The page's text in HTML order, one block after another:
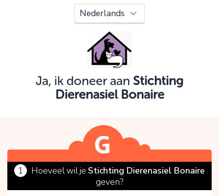
Ja, ik doneer aan Stichting
Dierenasiel Bonaire
1 Hoeveel wil je Stichting Dierenasiel Bonaire
geven?
Oeps!
Je kunt nog niet verder vanwege:
Controleer en verbeter je invoer en probeer het
OK